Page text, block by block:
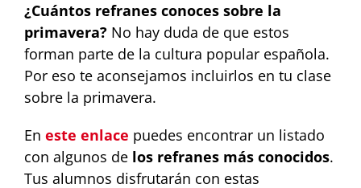
¿Cuántos refranes conoces sobre la
primavera? No hay duda de que estos
forman parte de la cultura popular española.
Por eso te aconsejamos incluirlos en tu clase
sobre la primavera.
En este enlace puedes encontrar un listado
con algunos de los refranes más conocidos.
Tus alumnos disfrutarán con estas